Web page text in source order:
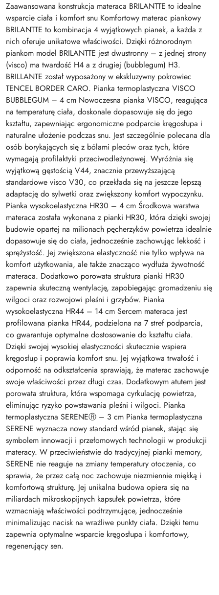
Zaawansowana konstrukcja materaca BRILANTTE to idealne
wsparcie ciała i komfort snu Komfortowy materac piankowy
BRILANTTE to kombinacja 4 wyjątkowych pianek, a każda z
nich oferuje unikatowe właściwości. Dzięki różnorodnym
piankom model BRILANTTE jest dwustronny – z jednej strony
(visco) ma twardość H4 a z drugiej (bubblegum) H3.
BRILLANTE został wyposażony w ekskluzywny pokrowiec
TENCEL BORDER CARO. Pianka termoplastyczna VISCO
BUBBLEGUM – 4 cm Nowoczesna pianka VISCO, reagująca
na temperaturę ciała, doskonale dopasowuje się do jego
kształtu, zapewniając ergonomiczne podparcie kręgosłupa i
naturalne ułożenie podczas snu. Jest szczególnie polecana dla
osób borykających się z bólami pleców oraz tych, które
wymagają profilaktyki przeciwodleżynowej. Wyróżnia się
wyjątkową gęstością V44, znacznie przewyższającą
standardowe visco V30, co przekłada się na jeszcze lepszą
adaptację do sylwetki oraz zwiększony komfort wypoczynku.
Pianka wysokoelastyczna HR30 – 4 cm Środkowa warstwa
materaca została wykonana z pianki HR30, która dzięki swojej
budowie opartej na milionach pęcherzyków powietrza idealnie
dopasowuje się do ciała, jednocześnie zachowując lekkość i
sprężystość. Jej zwiększona elastyczność nie tylko wpływa na
komfort użytkowania, ale także znacząco wydłuża żywotność
materaca. Dodatkowo porowata struktura pianki HR30
zapewnia skuteczną wentylację, zapobiegając gromadzeniu się
wilgoci oraz rozwojowi pleśni i grzybów. Pianka
wysokoelastyczna HR44 – 14 cm Sercem materaca jest
profilowana pianka HR44, podzielona na 7 stref podparcia,
co gwarantuje optymalne dostosowanie do kształtu ciała.
Dzięki swojej wysokiej elastyczności skutecznie wspiera
kręgosłup i poprawia komfort snu. Jej wyjątkowa trwałość i
odporność na odkształcenia sprawiają, że materac zachowuje
swoje właściwości przez długi czas. Dodatkowym atutem jest
porowata struktura, która wspomaga cyrkulację powietrza,
eliminując ryzyko powstawania pleśni i wilgoci. Pianka
termoplastyczna SERENEⓇ – 3 cm Pianka termoplastyczna
SERENE wyznacza nowy standard wśród pianek, stając się
symbolem innowacji i przełomowych technologii w produkcji
materacy. W przeciwieństwie do tradycyjnej pianki memory,
SERENE nie reaguje na zmiany temperatury otoczenia, co
sprawia, że przez całą noc zachowuje niezmiennie miękką i
komfortową strukturę. Jej unikalna budowa opiera się na
miliardach mikroskopijnych kapsułek powietrza, które
wzmacniają właściwości podtrzymujące, jednocześnie
minimalizując nacisk na wrażliwe punkty ciała. Dzięki temu
zapewnia optymalne wsparcie kręgosłupa i komfortowy,
regenerujący sen.